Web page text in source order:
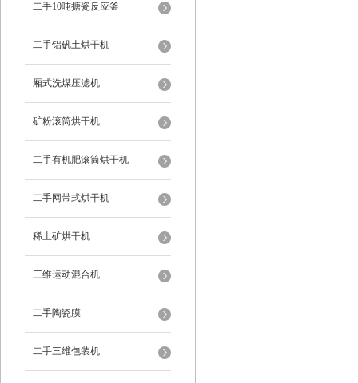
二手10吨搪瓷反应釜
二手铝矾土烘干机
厢式洗煤压滤机
矿粉滚筒烘干机
二手有机肥滚筒烘干机
二手网带式烘干机
稀土矿烘干机
三维运动混合机
二手陶瓷膜
二手三维包装机